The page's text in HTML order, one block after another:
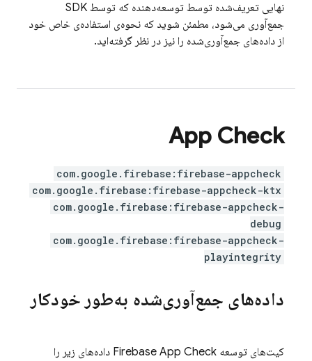
نهایی تعریف‌شده توسط توسعه‌دهنده که توسط SDK
جمع‌آوری می‌شود، مطمئن شوید که نحوه‌ی استفاده‌ی خاص خود
از داده‌های جمع‌آوری‌شده را نیز در نظر گرفته‌اید.
App Check
com.google.firebase:firebase-appcheck
com.google.firebase:firebase-appcheck-ktx
com.google.firebase:firebase-appcheck-
debug
com.google.firebase:firebase-appcheck-
playintegrity
داده‌های جمع‌آوری‌شده به‌طور خودکار
کیت‌های توسعه Firebase App Check داده‌های زیر را